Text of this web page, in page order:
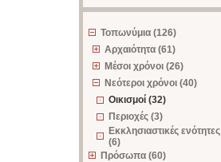
Τοπωνύμια (126)
Αρχαιότητα (61)
Μέσοι χρόνοι (26)
Νεότεροι χρόνοι (40)
Οικισμοί (32)
Περιοχές (3)
Εκκλησιαστικές ενότητες
(6)
Πρόσωπα (60)